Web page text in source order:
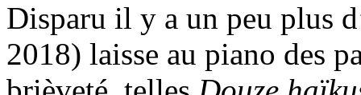
Disparu il y a un peu plus
2018) laisse au piano des